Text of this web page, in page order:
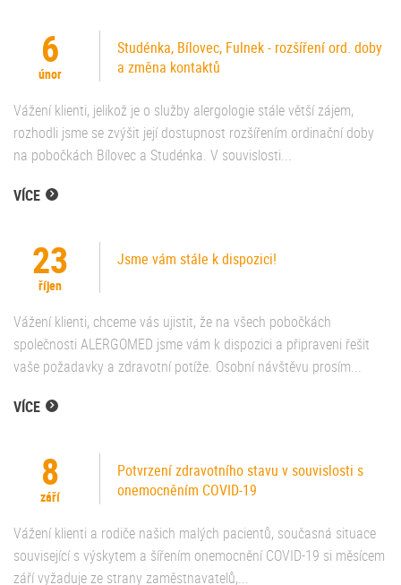
6
únor
Studénka, Bílovec, Fulnek - rozšíření ord. doby
a změna kontaktů
Vážení klienti, jelikož je o služby alergologie stále větší zájem,
rozhodli jsme se zvýšit její dostupnost rozšířením ordinační doby
na pobočkách Bílovec a Studénka. V souvislosti...
VÍCE
23
říjen
Jsme vám stále k dispozici!
Vážení klienti, chceme vás ujistit, že na všech pobočkách
společnosti ALERGOMED jsme vám k dispozici a připraveni řešit
vaše požadavky a zdravotní potíže. Osobní návštěvu prosím...
VÍCE
8
září
Potvrzení zdravotního stavu v souvislosti s
onemocněním COVID-19
Vážení klienti a rodiče našich malých pacientů, současná situace
související s výskytem a šířením onemocnění COVID-19 si měsícem
září vyžaduje ze strany zaměstnavatelů,...